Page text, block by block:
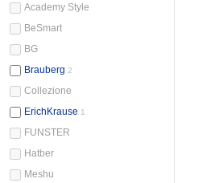
Academy Style
BeSmart
BG
Brauberg 2
Collezione
ErichKrause 1
FUNSTER
Hatber
Meshu